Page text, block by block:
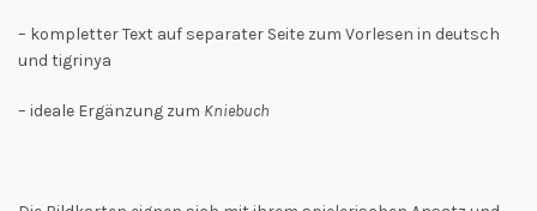
– kompletter Text auf separater Seite zum Vorlesen in deutsch
und tigrinya
– ideale Ergänzung zum Kniebuch